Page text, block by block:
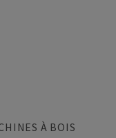
À BOIS